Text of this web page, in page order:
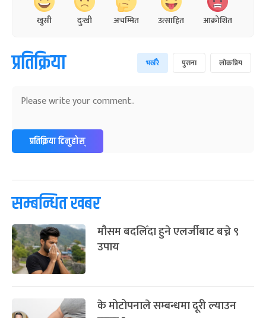
खुसी दुःखी अचम्मित उत्साहित आक्रोशित
प्रतिक्रिया भर्खरै पुराना लोकप्रिय
प्रतिक्रिया दिनुहोस्
सम्बन्धित खबर
मौसम बदलिँदा हुने एलर्जीबाट बच्ने ९
उपाय
के मोटोपनाले सम्बन्धमा दूरी ल्याउन